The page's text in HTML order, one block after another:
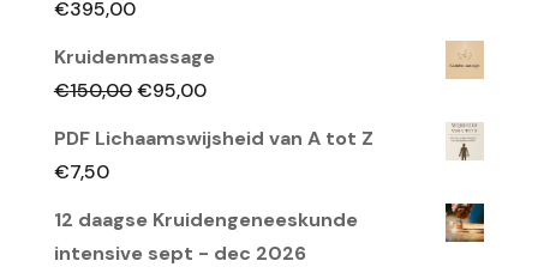
€395,00
Kruidenmassage
€150,00 Oorspronkelijke
€95,00Huidige
is:
PDF Lichaamswijsheid van A tot Z
€7,50
12 daagse Kruidengeneeskunde
intensive sept - dec 2026